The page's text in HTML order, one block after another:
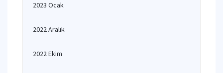
2023 Ocak
2022 Aralık
2022 Ekim